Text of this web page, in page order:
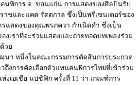
นพิการ จ. ขอนแก่น การแสดงของศิลปินรับ
ชและแคต รัตตกาล ซึ่งเป็นพรีเซนเตอร์ของ
แสดงของคุณพรภควา กำเนิดคำ ซึ่งเป็น
งเราที่จะร่วมแสดงและถ่ายทอดบทเพลงร่วม
วย
า หนึ่งในคณะกรรมการตัดสินการประกวด
ถึงการคัดเลือกตัวแทนคนพิการไทยที่เข้าร่วม
งเอเชีย-แปซิฟิก ครั้งที่ 11 ว่า เกณฑ์การ